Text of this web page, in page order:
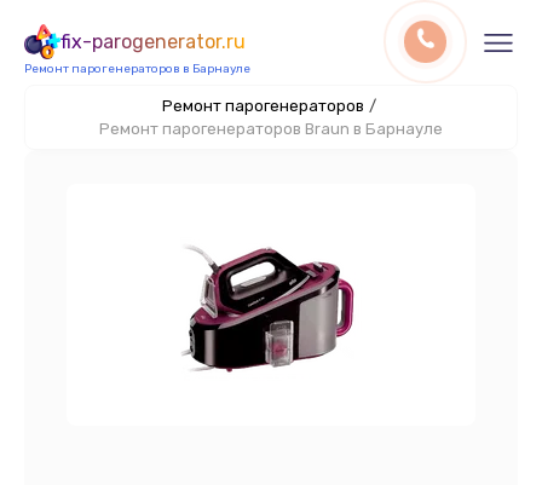
fix-parogenerator.ru
Ремонт парогенераторов в Барнауле
Ремонт парогенераторов /
Ремонт парогенераторов Braun в Барнауле